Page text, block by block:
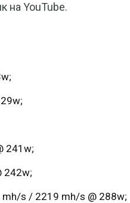
на YouTube.
241w;
242w;
mh/s / 2219 mh/s @ 288w;